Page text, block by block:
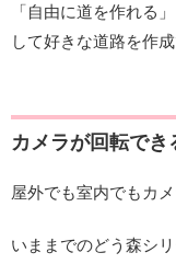
「自由に道を作れる
して好きな道路を作
カメラが回転でき
屋外でも室内でもカ
いままでのどう森シ